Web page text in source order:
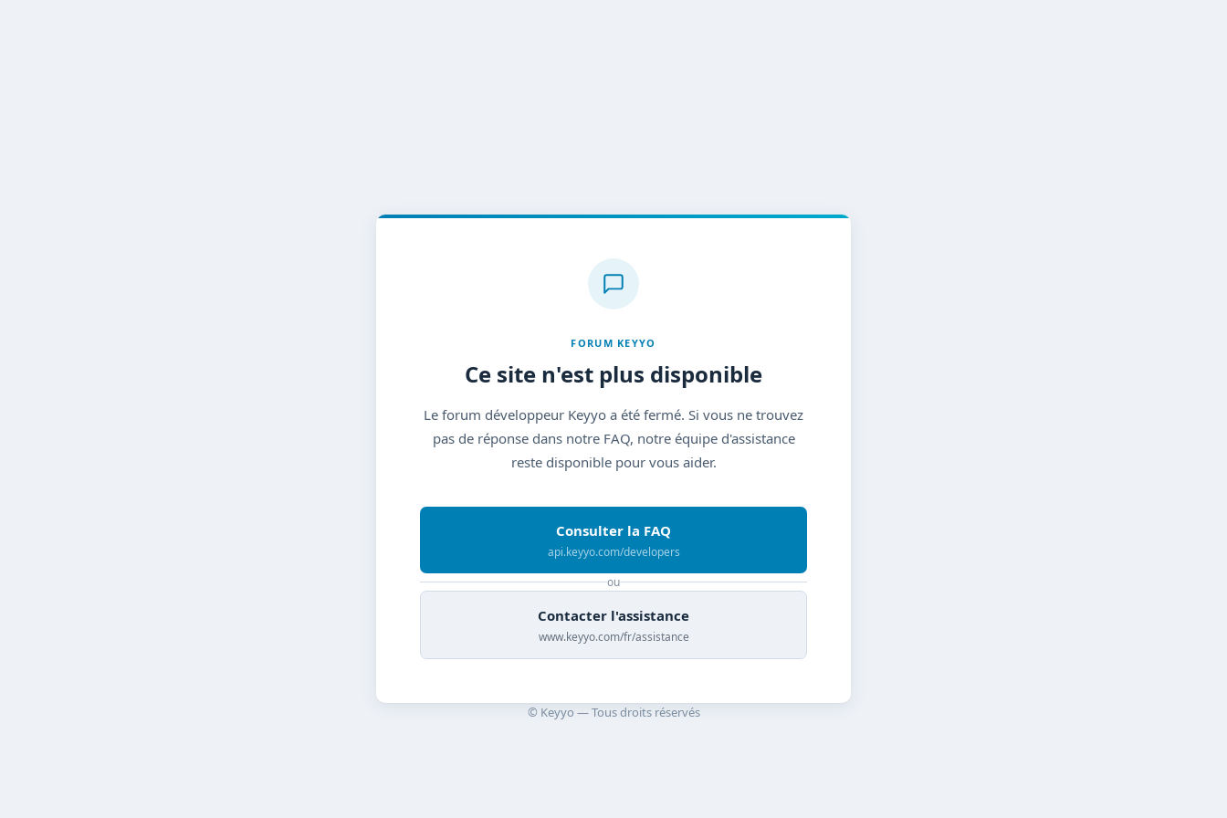
FORUM KEYYO
Ce site n'est plus disponible
Le forum développeur Keyyo a été fermé. Si vous ne trouvez
pas de réponse dans notre FAQ, notre équipe d'assistance
reste disponible pour vous aider.
Consulter la FAQ
api.keyyo.com/developers
ou
Contacter l'assistance
www.keyyo.com/fr/assistance
© Keyyo — Tous droits réservés